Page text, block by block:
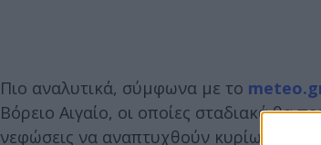
Πιο αναλυτικά, σύμφωνα με το
Βόρειο Αιγαίο, οι οποίες σταδιακά θα
νεφώσεις να αναπτυχθούν κυρίως στα